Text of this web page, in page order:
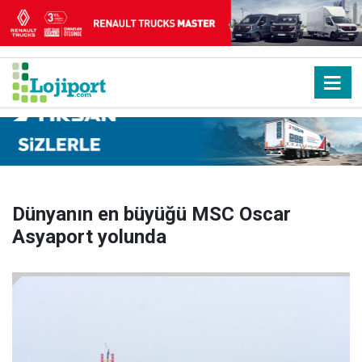
Dünyanın en büyüğü MSC Oscar
Asyaport yolunda